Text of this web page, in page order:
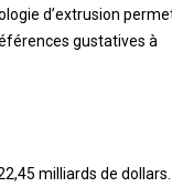
d’extrusion
gustatives à
milliards de dollars.